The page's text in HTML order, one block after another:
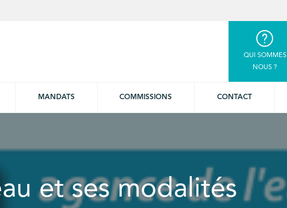
QUI SOMMES
NOUS ?
MANDATS COMMISSIONS CONTACT
et ses modalités